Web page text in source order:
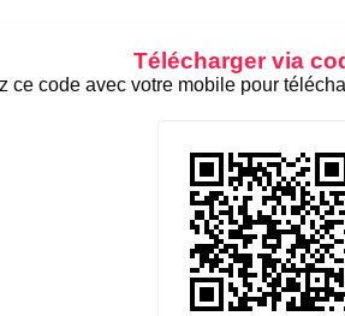
Télécharger via
ce code avec votre mobile pour